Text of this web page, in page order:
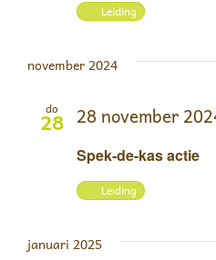
Leiding
november 2024
do
28
Spek-de-kas actie
28 november
Leiding
januari 2025